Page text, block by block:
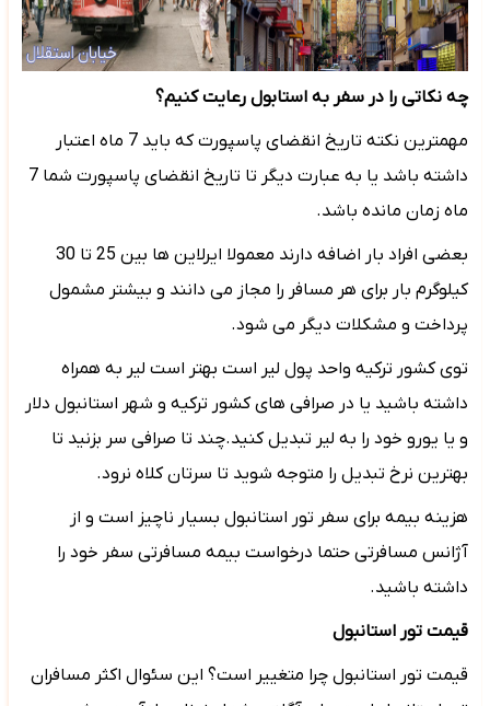
چه نکاتی را در سفر به استابول رعایت کنیم؟
مهمترین نکته تاریخ انقضای پاسپورت که باید 7 ماه اعتبار
داشته باشد یا به عبارت دیگر تا تاریخ انقضای پاسپورت شما 7
ماه زمان مانده باشد.
بعضی افراد بار اضافه دارند معمولا ایرلاین ها بین 25 تا 30
کیلوگرم بار برای هر مسافر را مجاز می دانند و بیشتر مشمول
پرداخت و مشکلات دیگر می شود.
توی کشور ترکیه واحد پول لیر است بهتر است لیر به همراه
داشته باشید یا در صرافی های کشور ترکیه و شهر استانبول دلار
و یا یورو خود را به لیر تبدیل کنید.چند تا صرافی سر بزنید تا
بهترین نرخ تبدیل را متوجه شوید تا سرتان کلاه نرود.
هزینه بیمه برای سفر تور استانبول بسیار ناچیز است و از
آژانس مسافرتی حتما درخواست بیمه مسافرتی سفر خود را
داشته باشید.
قیمت تور استانبول
قیمت تور استانبول چرا متغییر است؟ این سئوال اکثر مسافران